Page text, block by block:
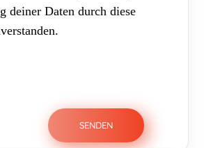
deiner Daten durch diese